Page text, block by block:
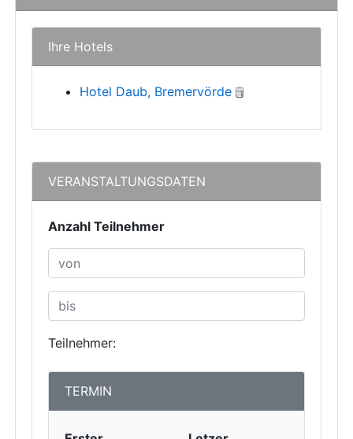
Ihre Hotels
Hotel Daub, Bremervörde
VERANSTALTUNGSDATEN
Anzahl Teilnehmer
Teilnehmer:
TERMIN